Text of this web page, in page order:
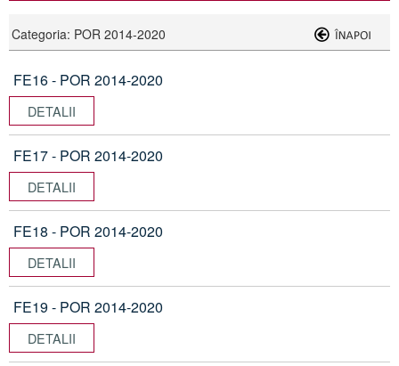
Categoria: POR 2014-2020
FE16 - POR 2014-2020
DETALII
FE17 - POR 2014-2020
DETALII
FE18 - POR 2014-2020
DETALII
FE19 - POR 2014-2020
DETALII